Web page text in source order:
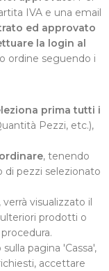
IVA e una email
ed approvato
la login al
ordine seguendo i
prima tutti i
Pezzi, etc.),
, tenendo
pezzi selezionato
, verrà visualizzato il
prodotti o
pagina 'Cassa',
accettare